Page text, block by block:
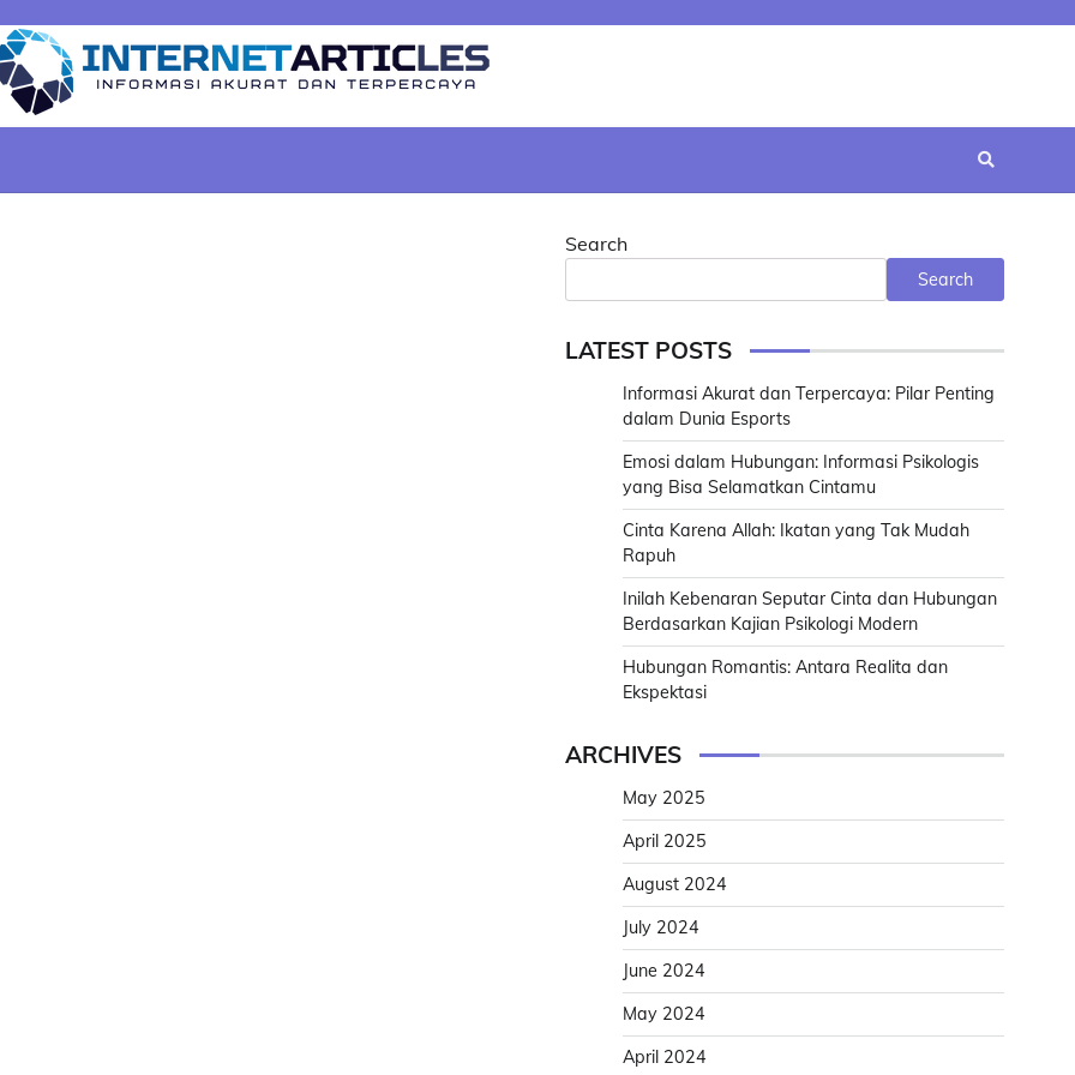
Search
Search
LATEST POSTS
Informasi Akurat dan Terpercaya: Pilar Penting
dalam Dunia Esports
Emosi dalam Hubungan: Informasi Psikologis
yang Bisa Selamatkan Cintamu
Cinta Karena Allah: Ikatan yang Tak Mudah
Rapuh
Inilah Kebenaran Seputar Cinta dan Hubungan
Berdasarkan Kajian Psikologi Modern
Hubungan Romantis: Antara Realita dan
Ekspektasi
ARCHIVES
May 2025
April 2025
August 2024
July 2024
June 2024
May 2024
April 2024